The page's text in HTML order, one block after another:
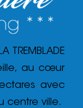
TREMBLADE
au cœur
avec
centre ville.